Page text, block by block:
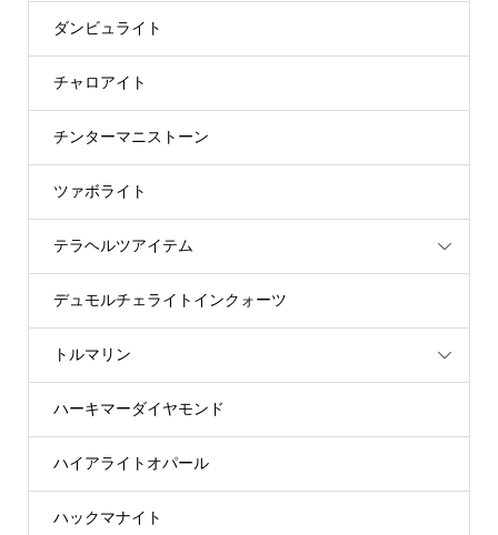
ダンビュライト
チャロアイト
チンターマニストーン
ツァボライト
テラヘルツアイテム
デュモルチェライトインクォーツ
トルマリン
ハーキマーダイヤモンド
ハイアライトオパール
ハックマナイト